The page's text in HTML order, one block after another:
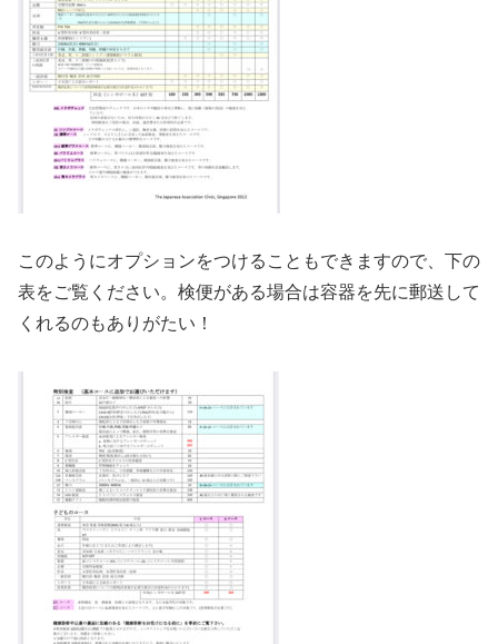
このようにオプションをつけることもできますので、下の
表をご覧ください。検便がある場合は容器を先に郵送して
くれるのもありがたい！